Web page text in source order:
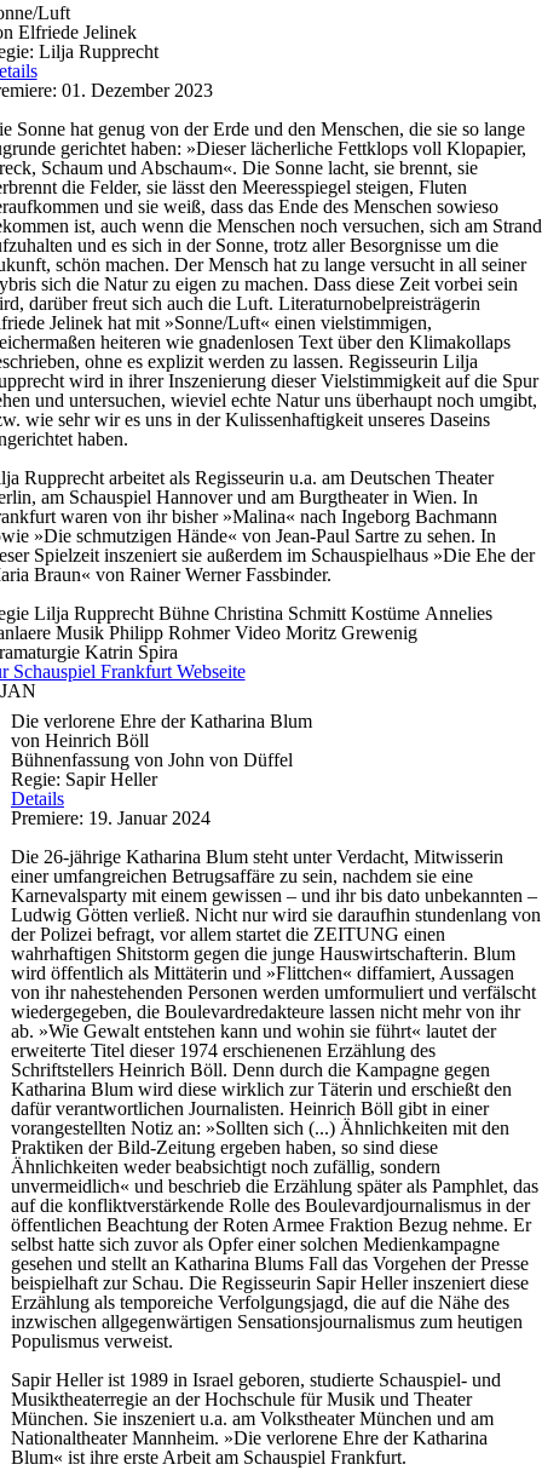
Luft
Elfriede Jelinek
Lilja Rupprecht
01. Dezember 2023
Sonne hat genug von der Erde und den Menschen, die sie so lange
gerichtet haben: »Dieser lächerliche Fettklops voll Klopapier,
Schaum und Abschaum«. Die Sonne lacht, sie brennt, sie
die Felder, sie lässt den Meeresspiegel steigen, Fluten
und sie weiß, dass das Ende des Menschen sowieso
ist, auch wenn die Menschen noch versuchen, sich am Strand
und es sich in der Sonne, trotz aller Besorgnisse um die
schön machen. Der Mensch hat zu lange versucht in all seiner
sich die Natur zu eigen zu machen. Dass diese Zeit vorbei sein
darüber freut sich auch die Luft. Literaturnobelpreisträgerin
Jelinek hat mit »Sonne/Luft« einen vielstimmigen,
heiteren wie gnadenlosen Text über den Klimakollaps
ohne es explizit werden zu lassen. Regisseurin Lilja
wird in ihrer Inszenierung dieser Vielstimmigkeit auf die Spur
und untersuchen, wieviel echte Natur uns überhaupt noch umgibt,
wie sehr wir es uns in der Kulissenhaftigkeit unseres Daseins
haben.
Rupprecht arbeitet als Regisseurin u.a. am Deutschen Theater
am Schauspiel Hannover und am Burgtheater in Wien. In
waren von ihr bisher »Malina« nach Ingeborg Bachmann
»Die schmutzigen Hände« von Jean-Paul Sartre zu sehen. In
Spielzeit inszeniert sie außerdem im Schauspielhaus »Die Ehe der
Braun« von Rainer Werner Fassbinder.
Lilja Rupprecht BühneChristina Schmitt Kostüme Annelies
Musik Philipp RohmerVideoMoritz Grewenig
Katrin Spira
Schauspiel Frankfurt Webseite
JAN
Die verlorene Ehre der Katharina Blum
von Heinrich Böll
Bühnenfassung von John von Düffel
Regie: Sapir Heller
Details
Premiere: 19. Januar 2024
Die 26-jährige Katharina Blum steht unter Verdacht, Mitwisserin
einer umfangreichen Betrugsaffäre zu sein, nachdem sie eine
Karnevalsparty mit einem gewissen – und ihr bis dato unbekannten –
Ludwig Götten verließ. Nicht nur wird sie daraufhin stundenlang von
der Polizei befragt, vor allem startet die ZEITUNG einen
wahrhaftigen Shitstorm gegen die junge Hauswirtschafterin. Blum
wird öffentlich als Mittäterin und »Flittchen« diffamiert, Aussagen
von ihr nahestehenden Personen werden umformuliert und verfälscht
wiedergegeben, die Boulevardredakteure lassen nicht mehr von ihr
ab. »Wie Gewalt entstehen kann und wohin sie führt« lautet der
erweiterte Titel dieser 1974 erschienenen Erzählung des
Schriftstellers Heinrich Böll. Denn durch die Kampagne gegen
Katharina Blum wird diese wirklich zur Täterin und erschießt den
dafür verantwortlichen Journalisten. Heinrich Böll gibt in einer
vorangestellten Notiz an: »Sollten sich (...) Ähnlichkeiten mit den
Praktiken der Bild-Zeitung ergeben haben, so sind diese
Ähnlichkeiten weder beabsichtigt noch zufällig, sondern
unvermeidlich« und beschrieb die Erzählung später als Pamphlet, das
auf die konfliktverstärkende Rolle des Boulevardjournalismus in der
öffentlichen Beachtung der Roten Armee Fraktion Bezug nehme. Er
selbst hatte sich zuvor als Opfer einer solchen Medienkampagne
gesehen und stellt an Katharina Blums Fall das Vorgehen der Presse
beispielhaft zur Schau. Die Regisseurin Sapir Heller inszeniert diese
Erzählung als temporeiche Verfolgungsjagd, die auf die Nähe des
inzwischen allgegenwärtigen Sensationsjournalismus zum heutigen
Populismus verweist.
Sapir Heller ist 1989 in Israel geboren, studierte Schauspiel- und
Musiktheaterregie an der Hochschule für Musik und Theater
München. Sie inszeniert u.a. am Volkstheater München und am
Nationaltheater Mannheim. »Die verlorene Ehre der Katharina
Blum« ist ihre erste Arbeit am Schauspiel Frankfurt.